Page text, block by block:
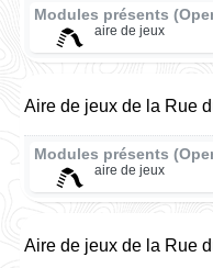
Modules présents
aire de jeux
Aire de jeux de la Rue
Modules présents
aire de jeux
Aire de jeux de la Rue